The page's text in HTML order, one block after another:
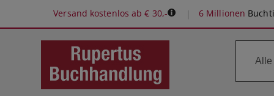
Versand kostenlos ab € 30,- 6 Millionen